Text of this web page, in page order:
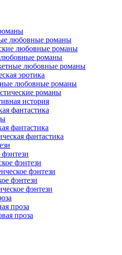
любовные романы
любовные романы
романы
любовные романы
эротика
любовные романы
романы
история
фантастика
фантастика
фантастика
фэнтези
фэнтези
фэнтези
фэнтези
фэнтези
проза
проза